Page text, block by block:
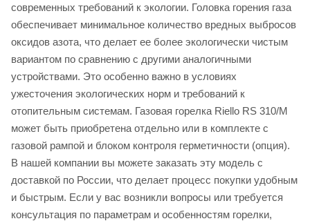
современных требований к экологии. Головка горения газа
обеспечивает минимальное количество вредных выбросов
оксидов азота, что делает ее более экологически чистым
вариантом по сравнению с другими аналогичными
устройствами. Это особенно важно в условиях
ужесточения экологических норм и требований к
отопительным системам. Газовая горелка Riello RS 310/M
может быть приобретена отдельно или в комплекте с
газовой рампой и блоком контроля герметичности (опция).
В нашей компании вы можете заказать эту модель с
доставкой по России, что делает процесс покупки удобным
и быстрым. Если у вас возникли вопросы или требуется
консультация по параметрам и особенностям горелки,